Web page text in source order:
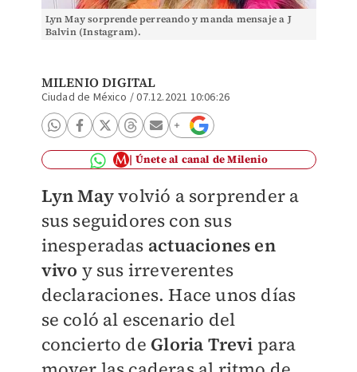
Lyn May sorprende perreando y manda mensaje a J
Balvin (Instagram).
MILENIO DIGITAL
Ciudad de México /07.12.2021 10:06:26
Únete al canal de Milenio
Lyn Mayvolvió a sorprender a
sus seguidores con sus
inesperadas actuaciones en
vivo y sus irreverentes
declaraciones. Hace unos días
se coló al escenario del
concierto de Gloria Trevi para